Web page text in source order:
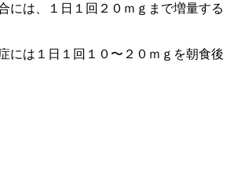
には、１日１回２０ｍｇまで増量する
には１日１回１０〜２０ｍｇを朝食後